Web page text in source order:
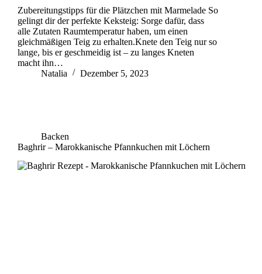
Zubereitungstipps für die Plätzchen mit Marmelade So
gelingt dir der perfekte Keksteig: Sorge dafür, dass
alle Zutaten Raumtemperatur haben, um einen
gleichmäßigen Teig zu erhalten.Knete den Teig nur so
lange, bis er geschmeidig ist – zu langes Kneten
macht ihn…
Natalia
Dezember 5, 2023
Backen
Baghrir – Marokkanische Pfannkuchen mit Löchern